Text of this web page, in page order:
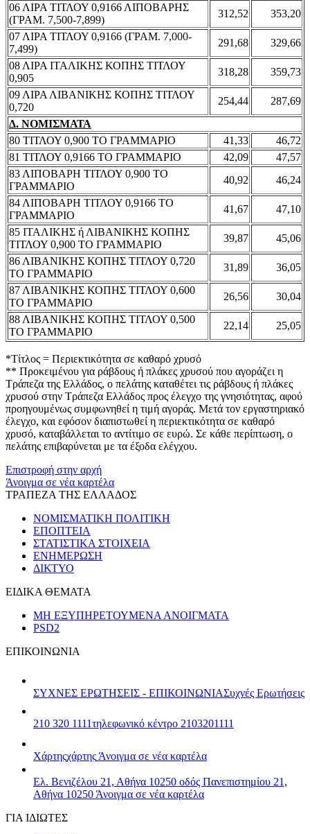
06 ΛΙΡΑ ΤΙΤΛΟΥ 0,9166 ΛΙΠΟΒΑΡΗΣ
(ΓΡΑΜ. 7,500-7,899)
312,52
353,20
07 ΛΙΡΑ ΤΙΤΛΟΥ 0,9166 (ΓΡΑΜ. 7,000-
7,499)
291,68
329,66
08 ΛΙΡΑ ΙΤΑΛΙΚΗΣ ΚΟΠΗΣ ΤΙΤΛΟΥ
0,905
318,28
359,73
09 ΛΙΡΑ ΛΙΒΑΝΙΚΗΣ ΚΟΠΗΣ ΤΙΤΛΟΥ
0,720
254,44
287,69
Δ. ΝΟΜΙΣΜΑΤΑ
80 ΤΙΤΛΟΥ 0,900 ΤΟ ΓΡΑΜΜΑΡΙΟ
41,33
46,72
81 ΤΙΤΛΟΥ 0,9166 ΤΟ ΓΡΑΜΜΑΡΙΟ
42,09
47,57
83 ΛΙΠΟΒΑΡΗ ΤΙΤΛΟΥ 0,900 ΤΟ
ΓΡΑΜΜΑΡΙΟ
40,92
46,24
84 ΛΙΠΟΒΑΡΗ ΤΙΤΛΟΥ 0,9166 ΤΟ
ΓΡΑΜΜΑΡΙΟ
41,67
47,10
85 ΙΤΑΛΙΚΗΣ ή ΛΙΒΑΝΙΚΗΣ ΚΟΠΗΣ
ΤΙΤΛΟΥ 0,900 ΤΟ ΓΡΑΜΜΑΡΙΟ
39,87
45,06
86 ΛΙΒΑΝΙΚΗΣ ΚΟΠΗΣ ΤΙΤΛΟΥ 0,720
ΤΟ ΓΡΑΜΜΑΡΙΟ
31,89
36,05
87 ΛΙΒΑΝΙΚΗΣ ΚΟΠΗΣ ΤΙΤΛΟΥ 0,600
ΤΟ ΓΡΑΜΜΑΡΙΟ
26,56
30,04
88 ΛΙΒΑΝΙΚΗΣ ΚΟΠΗΣ ΤΙΤΛΟΥ 0,500
ΤΟ ΓΡΑΜΜΑΡΙΟ
22,14 25,05
*Τίτλος = Περιεκτικότητα σε καθαρό χρυσό
** Προκειμένου για ράβδους ή πλάκες χρυσού που αγοράζει η
Τράπεζα της Ελλάδος, ο πελάτης καταθέτει τις ράβδους ή πλάκες
χρυσού στην Τράπεζα Ελλάδος προς έλεγχο της γνησιότητας, αφού
προηγουμένως συμφωνηθεί η τιμή αγοράς. Μετά τον εργαστηριακό
έλεγχο, και εφόσον διαπιστωθεί η περιεκτικότητα σε καθαρό
χρυσό, καταβάλλεται το αντίτιμο σε ευρώ. Σε κάθε περίπτωση, ο
πελάτης επιβαρύνεται με τα έξοδα ελέγχου.
Επιστροφή στην αρχή
Άνοιγμα σε νέα καρτέλα
ΤΡΑΠΕΖΑ ΤΗΣ ΕΛΛΑΔΟΣ
ΝΟΜΙΣΜΑΤΙΚΗ ΠΟΛΙΤΙΚΗ
ΕΠΟΠΤΕΙΑ
ΣΤΑΤΙΣΤΙΚΑ ΣΤΟΙΧΕΙΑ
ΕΝΗΜΕΡΩΣΗ
ΔΙΚΤΥΟ
ΕΙΔΙΚΑ ΘΕΜΑΤΑ
ΜΗ ΕΞΥΠΗΡΕΤΟΥΜΕΝΑ ΑΝΟΙΓΜΑΤΑ
PSD2
ΕΠΙΚΟΙΝΩΝΙΑ
ΣΥΧΝΕΣ ΕΡΩΤΗΣΕΙΣ - ΕΠΙΚΟΙΝΩΝΙΑΣυχνές Ερωτήσεις
210 320 1111τηλεφωνικό κέντρο 2103201111
Χάρτηςχάρτης Άνοιγμα σε νέα καρτέλα
Ελ. Βενιζέλου 21, Αθήνα 10250 οδός Πανεπιστημίου 21,
Αθήνα 10250 Άνοιγμα σε νέα καρτέλα
ΓΙΑ ΙΔΙΩΤΕΣ